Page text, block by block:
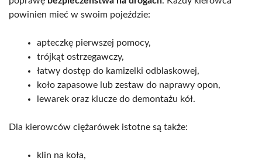
powinien mieć w swoim pojeździe:
apteczkę pierwszej pomocy,
trójkąt ostrzegawczy,
łatwy dostęp do kamizelki odblaskowej,
koło zapasowe lub zestaw do naprawy opon,
lewarek oraz klucze do demontażu kół.
Dla kierowców ciężarówek istotne są także:
klin na koła,